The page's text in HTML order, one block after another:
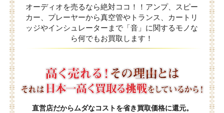
オーディオを売るなら絶対ココ！！アンプ、スピー
カー、プレーヤーから真空管やトランス、カートリ
ッジやインシュレーターまで「音」に関するモノな
ら何でもお買取します！
直営店だからムダなコストを省き買取価格に還元。